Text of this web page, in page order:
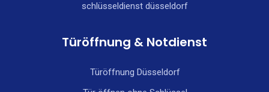
schlüsseldienst düsseldorf
Türöffnung & Notdienst
Türöffnung Düsseldorf